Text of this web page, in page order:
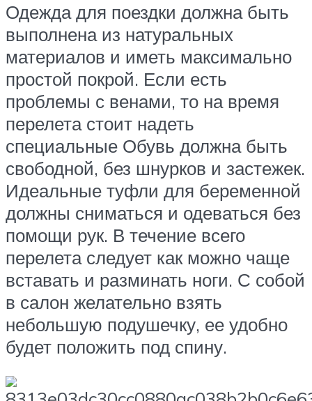
Одежда для поездки должна быть
выполнена из натуральных
материалов и иметь максимально
простой покрой. Если есть
проблемы с венами, то на время
перелета стоит надеть
специальные Обувь должна быть
свободной, без шнурков и застежек.
Идеальные туфли для беременной
должны сниматься и одеваться без
помощи рук. В течение всего
перелета следует как можно чаще
вставать и разминать ноги. С собой
в салон желательно взять
небольшую подушечку, ее удобно
будет положить под спину.